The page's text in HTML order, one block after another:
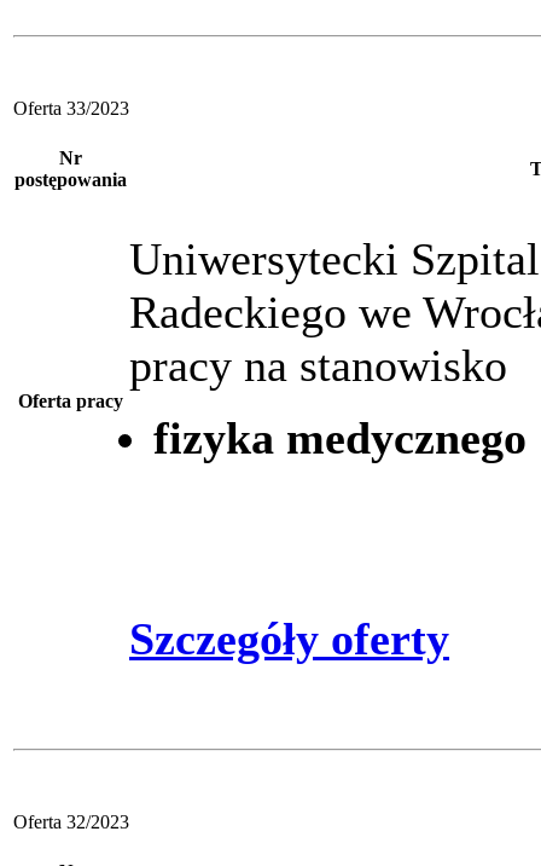
Oferta 33/2023
Nr
postępowania
Oferta pracy
Uniwersytecki
Radeckiego we
pracy na stanowisko
fizyka medycznego
Szczegóły oferty
Oferta 32/2023